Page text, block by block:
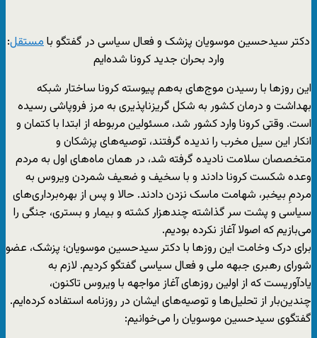
دکتر سیدحسین موسویان پزشک و فعال سیاسی در گفتگو بامستقل:
وارد بحران جدید کرونا شده‌ایم
این روزها با رسیدن موج‌های به‌هم پیوسته کرونا ساختار شبکه
بهداشت و درمان کشور به شکل گریز‌ناپذیری به مرز فروپاشی رسیده
است. وقتی کرونا وارد کشور شد، مسئولین مربوطه از ابتدا با کتمان و
انکار این سیل مخرب را ندیده گرفتند، توصیه‌های پزشکان و
متخصصان سلامت نادیده گرفته شد، در همان ماه‌های اول به مردم
وعده شکست کرونا دادند و با سخیف و ضعیف شمردن ویروس به
مردمِ بیخبر، شهامت ماسک نزدن دادند. حالا و پس از بهره‌برداری‌های
سیاسی و پشت سر گذاشته چندهزار کشته و بیمار و بستری، جنگی را
می‌بازیم که اصولا آغاز نکرده بودیم.
برای درک وخامت این روزها با دکتر سیدحسین موسویان؛ پزشک، عضو
شورای رهبری جبهه ملی و فعال سیاسی گفتگو کردیم. لازم به
یادآوریست که از اولین روزهای آغاز مواجهه با ویروس تاکنون،
چندین‌بار از تحلیل‌ها و توصیه‌های ایشان در روزنامه استفاده کرده‌ایم.
گفتگوی سیدحسین موسویان را می‌خوانیم: